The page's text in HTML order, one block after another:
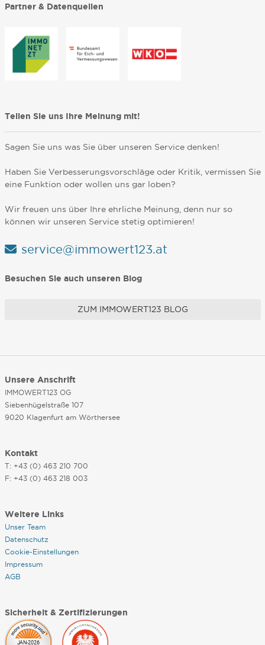
Partner & Datenquellen
Teilen Sie uns Ihre Meinung mit!
Sagen Sie uns was Sie über unseren Service denken!
Haben Sie Verbesserungsvorschläge oder Kritik, vermissen Sie
eine Funktion oder wollen uns gar loben?
Wir freuen uns über Ihre ehrliche Meinung, denn nur so
können wir unseren Service stetig optimieren!
service@immowert123.at
Besuchen Sie auch unseren Blog
ZUM IMMOWERT123 BLOG
Unsere Anschrift
IMMOWERT123 OG
Siebenhügelstraße 107
9020 Klagenfurt am Wörthersee
Kontakt
T: +43 (0) 463 210 700
F: +43 (0) 463 218 003
Weitere Links
Unser Team
Datenschutz
Cookie-Einstellungen
Impressum
AGB
Sicherheit & Zertifizierungen